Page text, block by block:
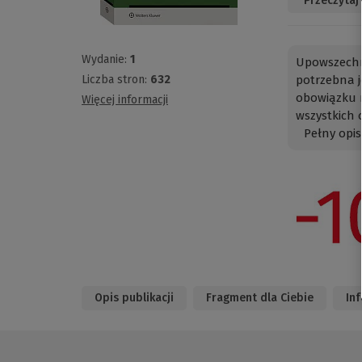
Wydanie: 1
Liczba stron: 632
Więcej informacji
potrzebna
obowiązku
wszystkich
Pełny opis
Opis publikacji Fragment dla Ciebie